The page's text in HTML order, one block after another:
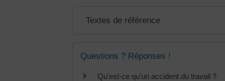
Textes de référence
Questions ? Réponses !
Qu'est-ce qu'un accident du travail ?